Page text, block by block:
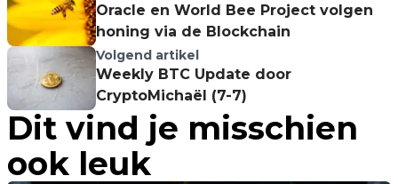
Oracle en World Bee Project volgen
honing via de Blockchain
Volgend artikel
Weekly BTC Update door
CryptoMichaël (7-7)
Dit vind je misschien
ook leuk